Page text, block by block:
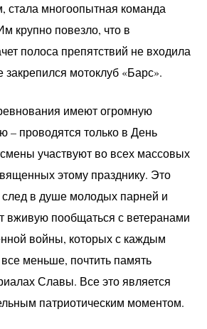
многоопытная команда
крупно повезло, что в
полоса препятствий не входила
мотоклуб «Барс».
имеют огромную
– проводятся только в День
участвуют во всех массовых
этому празднику. Это
след в душе молодых парней и
вживую пообщаться с ветеранами
войны, которых с каждым
меньше, почтить память
Славы. Все это является
патриотическим моментом.